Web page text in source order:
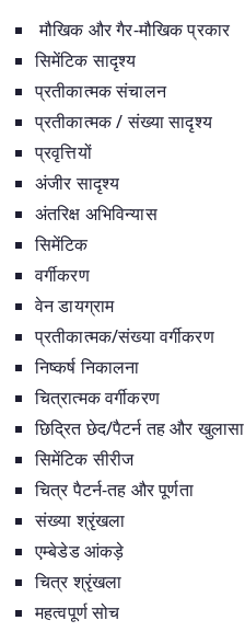
मौखिक और गैर-मौखिक प्रकार
सिमेंटिक सादृश्य
प्रतीकात्मक संचालन
प्रतीकात्मक / संख्या सादृश्य
प्रवृत्तियों
अंजीर सादृश्य
अंतरिक्ष अभिविन्यास
सिमेंटिक
वर्गीकरण
वेन डायग्राम
प्रतीकात्मक/संख्या वर्गीकरण
निष्कर्ष निकालना
चित्रात्मक वर्गीकरण
छिद्रित छेद/पैटर्न तह और खुलासा
सिमेंटिक सीरीज
चित्र पैटर्न-तह और पूर्णता
संख्या श्रृंखला
एम्बेडेड आंकड़े
चित्र श्रृंखला
महत्वपूर्ण सोच